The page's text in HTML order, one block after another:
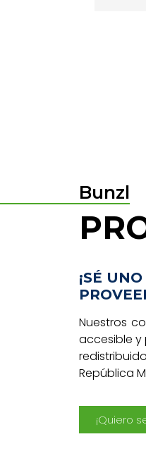
Bunzl
¡SÉ
Nuestros
accesible y
República
¡Quiero